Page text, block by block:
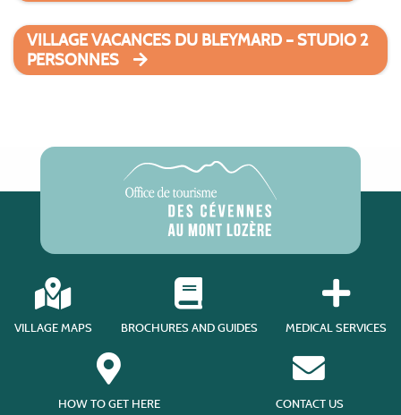
VILLAGE VACANCES DU BLEYMARD – STUDIO 2
PERSONNES
VILLAGE MAPS BROCHURES AND GUIDES MEDICAL SERVICES
HOW TO GET HERE CONTACT US